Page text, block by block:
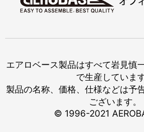
エアロベース製品はすべて岩見慎
で生産しています
製品の名称、価格、仕様などは予
ございます。
© 1996-2021